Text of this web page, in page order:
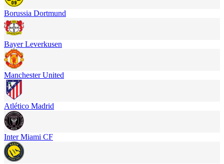
Borussia Dortmund
Bayer Leverkusen
Manchester United
Atlético Madrid
Inter Miami CF